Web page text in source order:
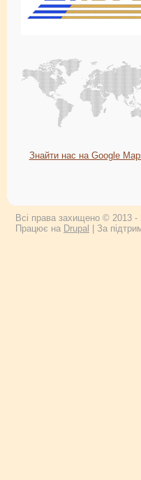
Знайти нас на Google
Всі права захищено © 2013 -
Працює на Drupal | За